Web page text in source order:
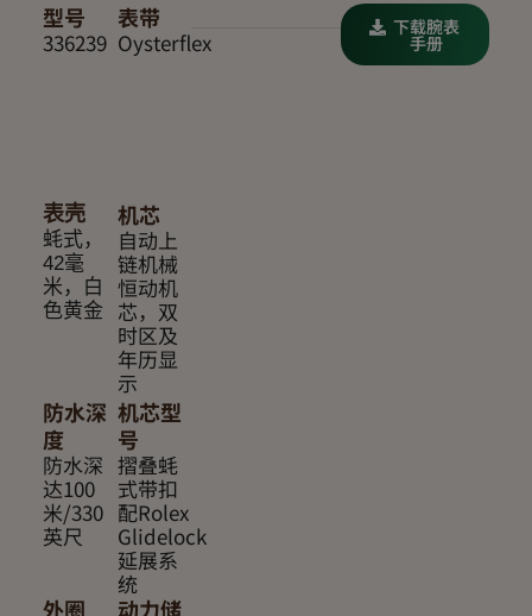
型号
336239
机芯
自动上
链机械
恒动机
芯，双
时区及
年历显
示
表带
Oysterflex
表壳
蚝式，
42毫
米，白
色黄金
机芯型
号
摺叠蚝
式带扣
配Rolex
Glidelock
延展系
统
外圈
动力储
防水深
度
防水深
达100
米/330
英尺
下载腕表
手册